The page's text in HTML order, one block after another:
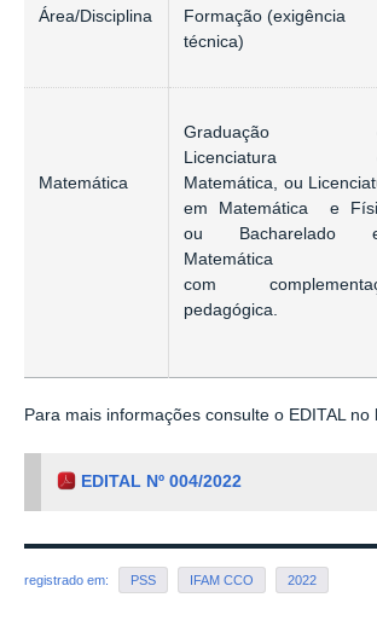
Área/Disciplina Formação(exigência
técnica)
Matemática
Graduação
Licenciatura
Matemática, ou
em Matemática e
ou Bacharelado
Matemática
com
pedagógica.
Para mais informações consulte o EDITAL no
EDITAL Nº 004/2022
registrado em: PSS IFAM CCO 2022